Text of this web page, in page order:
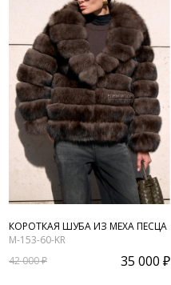
КОРОТКАЯ ШУБА ИЗ МЕХА ПЕСЦА
M-153-60-KR
42 000 ₽
35 000 ₽